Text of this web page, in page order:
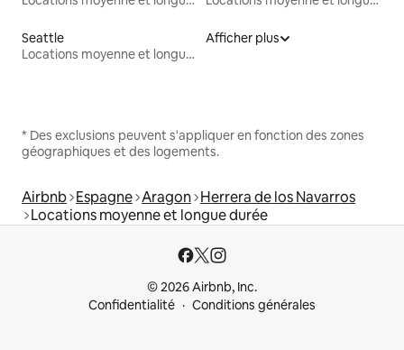
Seattle
Locations moyenne et longue durée
Afficher plus
* Des exclusions peuvent s'appliquer en fonction des zones
géographiques et des logements.
Airbnb Espagne Aragon Herrera de los Navarros
Locations moyenne et longue durée
© 2026 Airbnb, Inc.
Confidentialité
Conditions générales